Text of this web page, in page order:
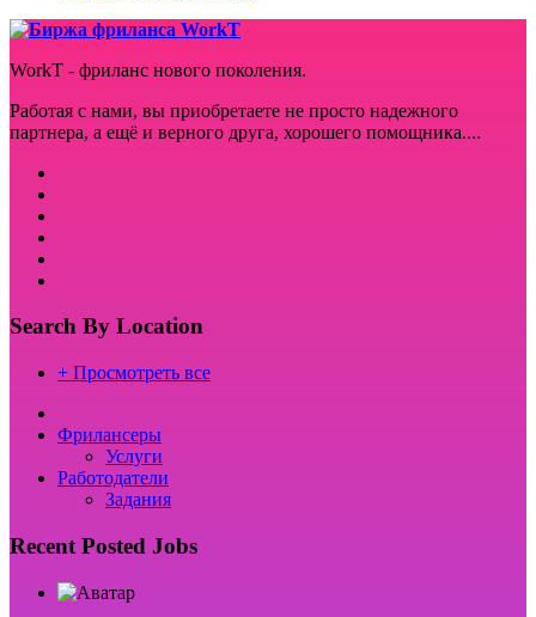
WorkT - фриланс нового поколения.
Работая с нами, вы приобретаете не просто надежного
партнера, а ещё и верного друга, хорошего помощника....
Search By Location
+ Просмотреть все
Фрилансеры
Услуги
Работодатели
Задания
Recent Posted Jobs